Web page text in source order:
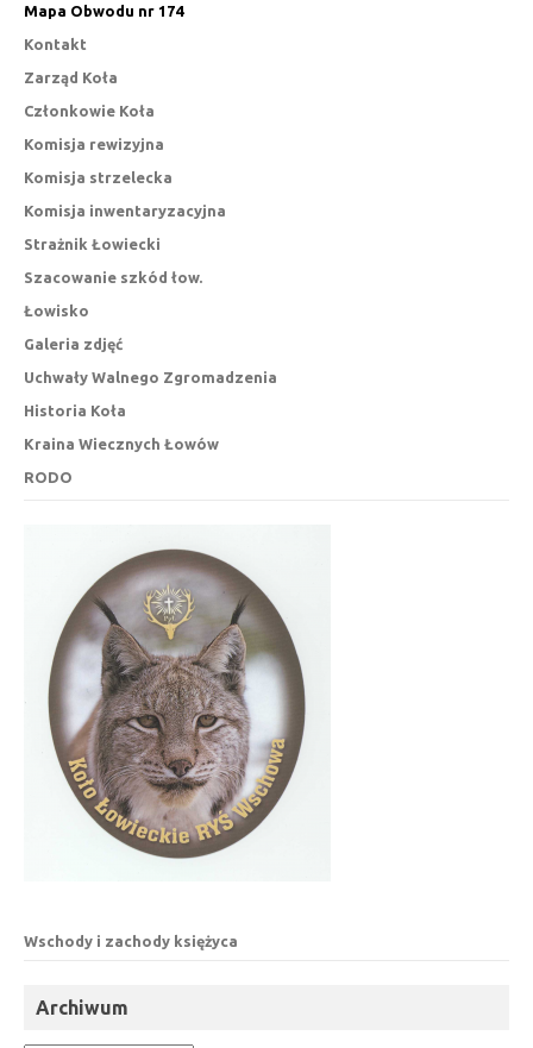
Mapa Obwodu nr 174
Kontakt
Zarząd Koła
Członkowie Koła
Komisja rewizyjna
Komisja strzelecka
Komisja inwentaryzacyjna
Strażnik Łowiecki
Szacowanie szkód łow.
Łowisko
Galeria zdjęć
Uchwały Walnego Zgromadzenia
Historia Koła
Kraina Wiecznych Łowów
RODO
Wschody i zachody księżyca
Archiwum